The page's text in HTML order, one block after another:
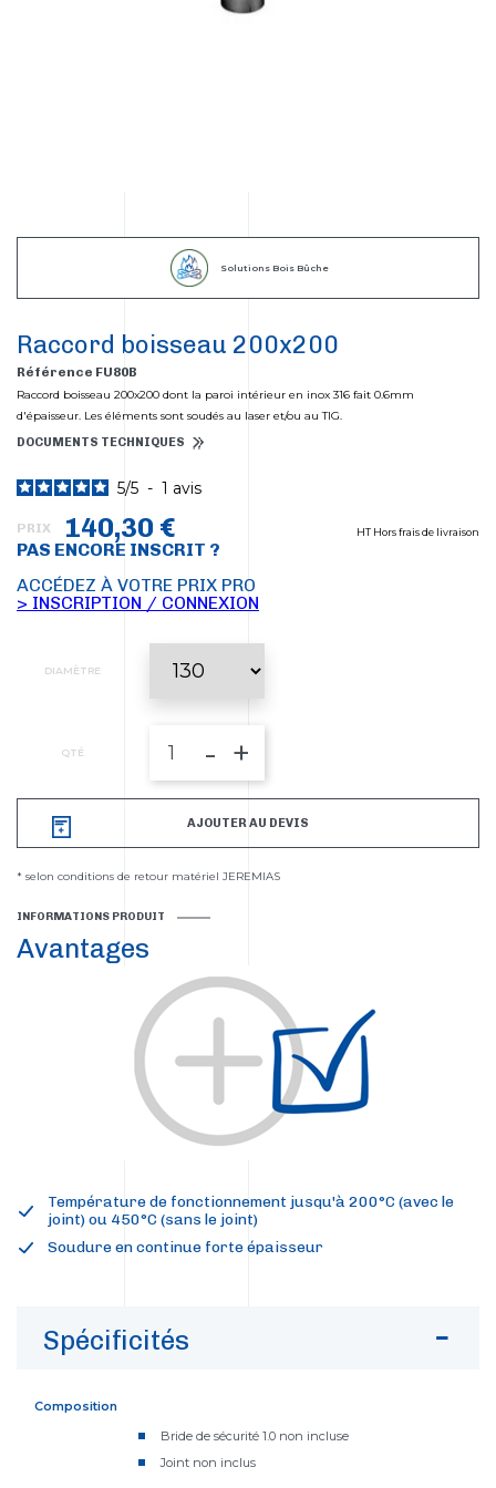
Solutions Bois Bûche
Raccord boisseau 200x200
Référence FU80B
Raccord boisseau 200x200 dont la paroi intérieur en inox 316 fait 0.6mm
d'épaisseur. Les éléments sont soudés au laser et/ou au TIG.
DOCUMENTS TECHNIQUES
5/5 - 1 avis
PRIX 140,30 € HT Hors frais de livraison
PAS ENCORE INSCRIT ?
ACCÉDEZ À VOTRE PRIX PRO
> INSCRIPTION / CONNEXION
DIAMÈTRE
QTÉ - +
AJOUTER AU DEVIS
* selon conditions de retour matériel JEREMIAS
INFORMATIONS PRODUIT
Avantages
Température de fonctionnement jusqu'à 200°C (avec le
joint) ou 450°C (sans le joint)
Soudure en continue forte épaisseur
Spécificités
Composition
Bride de sécurité 1.0 non incluse
Joint non inclus